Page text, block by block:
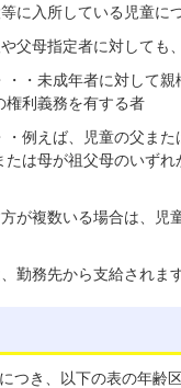
に入所している児童に
父母指定者に対しても
・・未成年者に対して
権利義務を有する者
・例えば、児童の父ま
たは母が祖父母のいず
方が複数いる場合は、
勤務先から支給されます
つき、以下の表の年齢